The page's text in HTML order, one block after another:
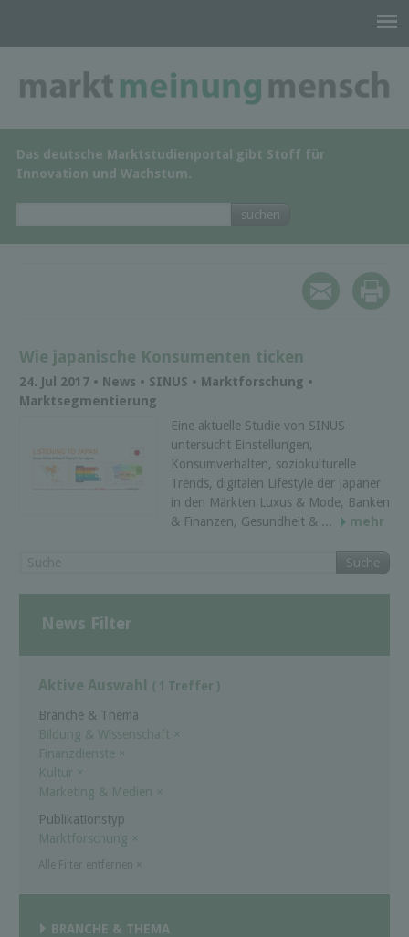
Das deutsche Marktstudienportal gibt Stoff für
Innovation und Wachstum.
Wie japanische Konsumenten ticken
24. Jul 2017 • News • SINUS • Marktforschung •
Marktsegmentierung
Eine aktuelle Studie von SINUS
untersucht Einstellungen,
Konsumverhalten, soziokulturelle
Trends, digitalen Lifestyle der Japaner
in den Märkten Luxus & Mode, Banken
& Finanzen, Gesundheit & ...
mehr
Suche
News Filter
Aktive Auswahl ( 1 Treffer )
Branche & Thema
Bildung & Wissenschaft ×
Finanzdienste ×
Kultur
×
Marketing & Medien ×
Publikationstyp
Marktforschung ×
BRANCHE & THEMA